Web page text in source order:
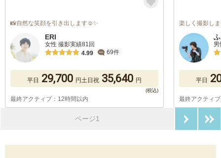
📸自然な笑顔を引き出します☺️✨
ERI
女性 撮影実績81回
4.99
69件
平日 29,700 円土日祝 35,640 円
最終アクティブ：12時間以内
楽しく撮影し
平日
最終アクティ
ページ1